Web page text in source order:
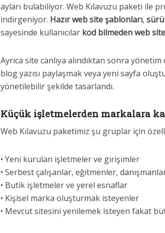
ayları bulabiliyor. Web Kılavuzu paketi ile
indirgeniyor. Hazır web site şablonları,
sayesinde kullanıcılar kod bilmeden web
Ayrıca site canlıya alındıktan sonra
blog yazısı paylaşmak veya yeni sayfa
yönetilebilir şekilde tasarlandı.
Küçük işletmelerden markalara
Web Kılavuzu paketimiz şu gruplar için
• Yeni kurulan işletmeler ve girişimler
• Serbest çalışanlar, eğitmenler,
• Butik işletmeler ve yerel esnaflar
• Kişisel marka oluşturmak isteyenler
• Mevcut sitesini yenilemek isteyen fakat